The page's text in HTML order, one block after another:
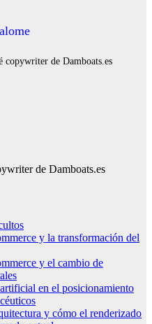
copywriter de Damboats.es
de Damboats.es
y la transformación del
y el cambio de
en el posicionamiento
y cómo el renderizado